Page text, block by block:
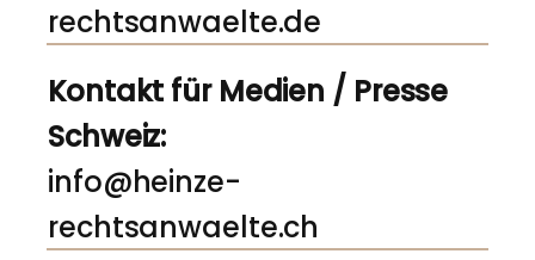
rechtsanwaelte.de
Kontakt für Medien / Presse
Schweiz:
info@heinze-
rechtsanwaelte.ch